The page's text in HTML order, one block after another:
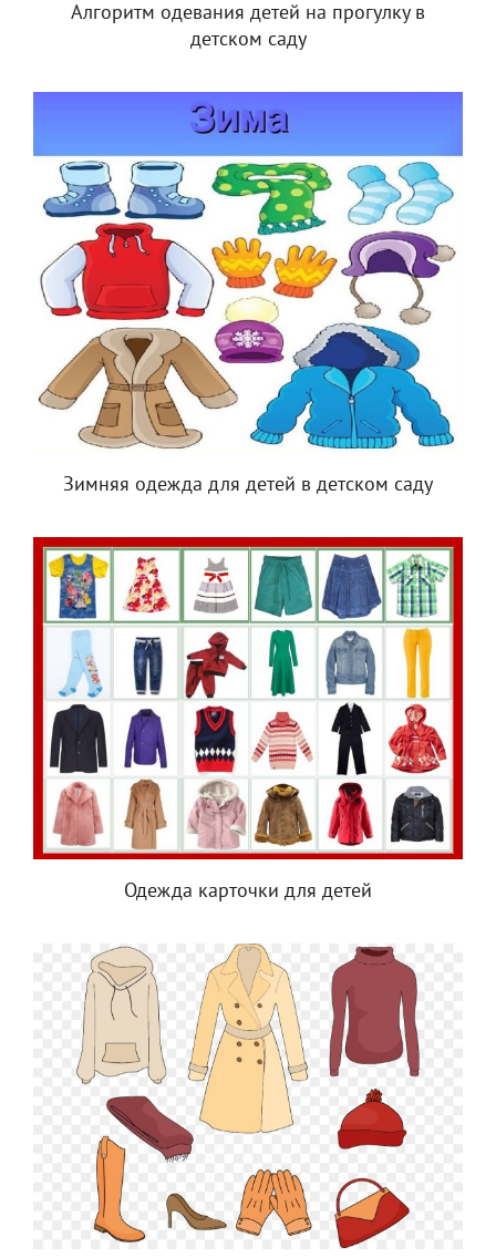
Алгоритм одевания детей на прогулку в
детском саду
Зимняя одежда для детей в детском саду
Одежда карточки для детей